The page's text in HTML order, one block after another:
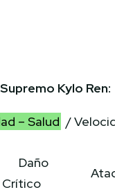
Kylo Ren:
– Salud /
Daño
Crítico